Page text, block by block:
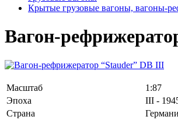
Крытые грузовые вагоны, вагоны-
Вагон-
Масштаб
1:87
Эпоха
III -
Страна